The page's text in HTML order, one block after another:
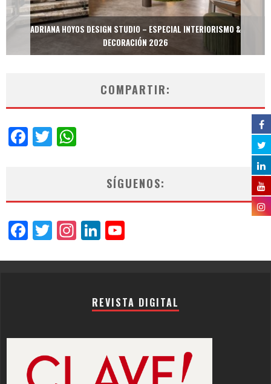
ADRIANA HOYOS DESIGN STUDIO – ESPECIAL INTERIORISMO &
DECORACIÓN 2026
COMPARTIR:
Facebook
Twitter
SÍGUENOS:
Facebook
Twitter
Instagram
LinkedIn
REVISTA DIGITAL